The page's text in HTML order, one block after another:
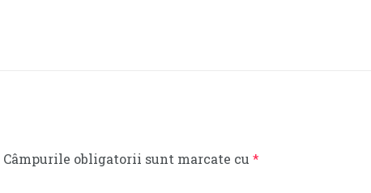
Câmpurile obligatorii sunt marcate cu *